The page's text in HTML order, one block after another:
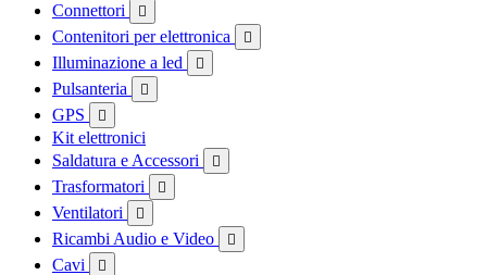
Connettori

Contenitori per elettronica 
Illuminazione a led 
Pulsanteria 
GPS 
Kit elettronici
Saldatura e Accessori

Trasformatori 
Ventilatori 
Ricambi Audio e Video 
Cavi 